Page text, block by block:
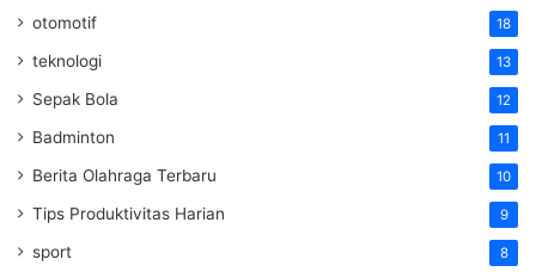
otomotif 18
teknologi 13
Sepak Bola 12
Badminton 11
Berita Olahraga Terbaru 10
Tips Produktivitas Harian 9
sport 8